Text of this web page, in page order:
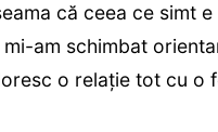
că ceea ce simt
am schimbat
o relație tot cu o